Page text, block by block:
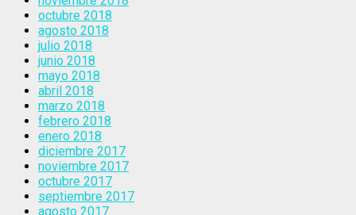
octubre 2018
agosto 2018
julio 2018
junio 2018
mayo 2018
abril 2018
marzo 2018
febrero 2018
enero 2018
diciembre 2017
noviembre 2017
octubre 2017
septiembre 2017
agosto 2017